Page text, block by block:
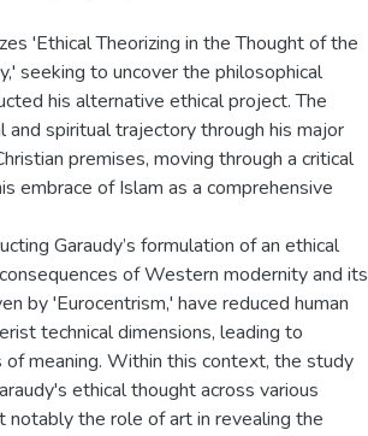
'Ethical Theorizing in the Thought of the
seeking to uncover the philosophical
his alternative ethical project. The
and spiritual trajectory through his major
premises, moving through a critical
embrace of Islam as a comprehensive
Garaudy’s formulation of an ethical
of Western modernity and its
by 'Eurocentrism,' have reduced human
technical dimensions, leading to
meaning. Within this context, the study
ethical thought across various
notably the role of art in revealing the